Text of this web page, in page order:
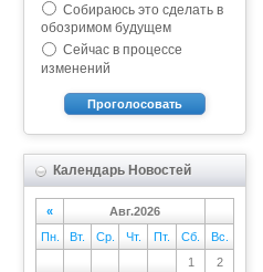
Собираюсь это сделать в
обозримом будущем
Сейчас в процессе
изменений
Проголосовать
Календарь Новостей
«
Авг.2026
Пн.
Вт. Ср. Чт. Пт. Сб.
Вс.
1
2